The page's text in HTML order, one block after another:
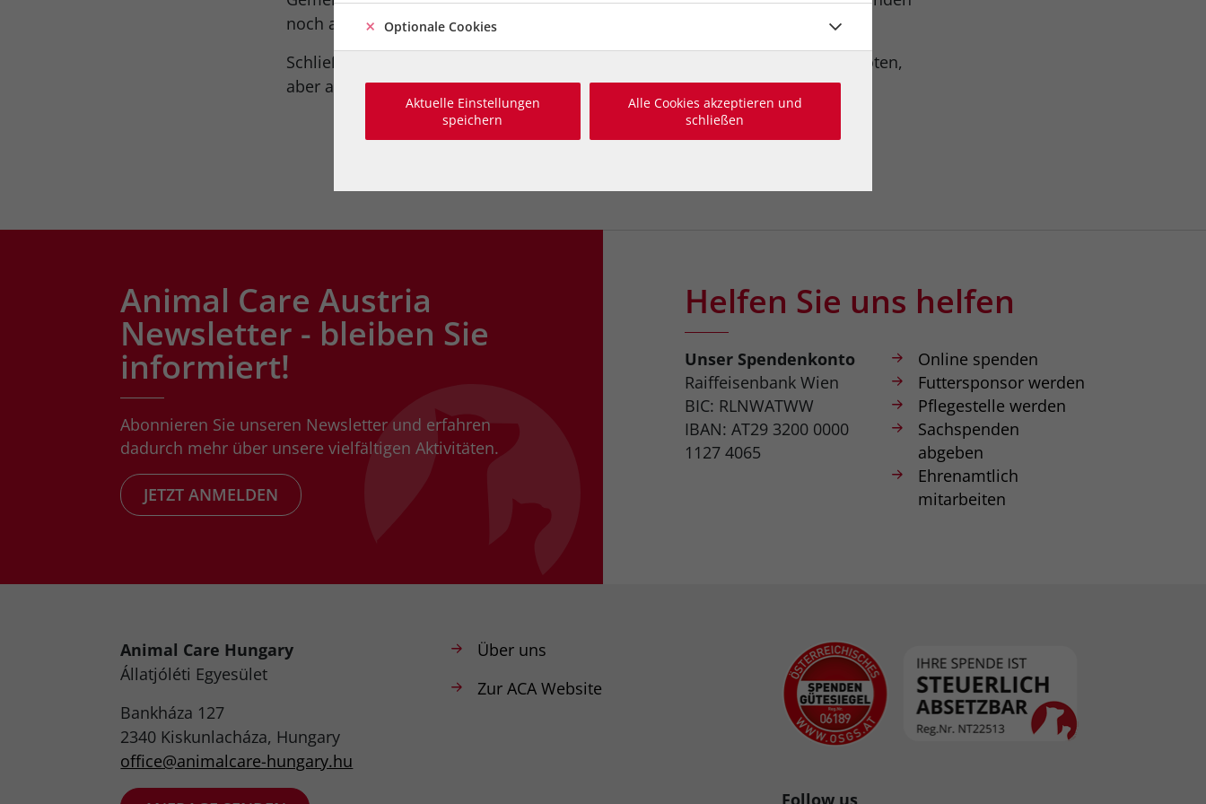
Optionale Cookies
Aktuelle Einstellungen
speichern
Alle Cookies akzeptieren und
schließen
noch alles im Tierschutz bewirken kann.
Schließlich sind sich alle einig: beste Freunde haben zwei Hände oder vier Pfoten,
aber alle
Animal Care Austria
Newsletter - bleiben Sie
informiert!
Abonnieren Sie unseren Newsletter und erfahren
dadurch mehr über unsere vielfältigen Aktivitäten.
JETZT ANMELDEN
Helfen Sie uns helfen
Unser Spendenkonto
Raiffeisenbank Wien
BIC: RLNWATWW
IBAN: AT29 3200 0000
1127 4065
Online spenden
Futtersponsor werden
Pflegestelle werden
Sachspenden
abgeben
Ehrenamtlich
mitarbeiten
Animal Care Hungary
Állatjóléti Egyesület
Bankháza 127
2340 Kiskunlacháza, Hungary
office@animalcare-hungary.hu​
Über uns
Zur ACA Website